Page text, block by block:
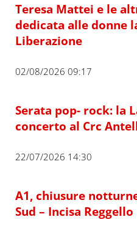
Teresa Mattei e le
dedicata alle donne
Liberazione
02/08/2026 09:17
Serata pop- rock: la
concerto al Crc
22/07/2026 14:30
A1, chiusure
Sud – Incisa Reggello